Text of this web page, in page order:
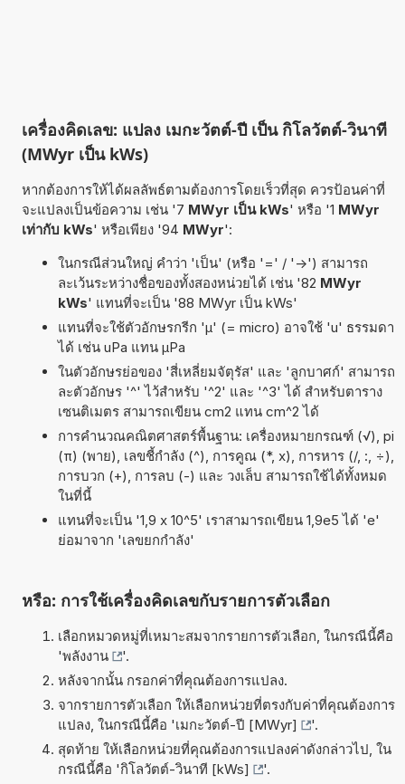
เครื่องคิดเลข: แปลง เมกะวัตต์-ปี เป็น กิโลวัตต์-วินาที
(MWyr เป็น kWs)
หากต้องการให้ได้ผลลัพธ์ตามต้องการโดยเร็วที่สุด ควรป้อนค่าที่
จะแปลงเป็นข้อความ เช่น '7 MWyr เป็น kWs' หรือ '1 MWyr
เท่ากับ kWs' หรือเพียง '94 MWyr':
ในกรณีส่วนใหญ่ คำว่า 'เป็น' (หรือ '=' / '->') สามารถ
ละเว้นระหว่างชื่อของทั้งสองหน่วยได้ เช่น '82 MWyr
kWs' แทนที่จะเป็น '88 MWyr เป็น kWs'
แทนที่จะใช้ตัวอักษรกรีก 'µ' (= micro) อาจใช้ 'u' ธรรมดา
ได้ เช่น uPa แทน µPa
ในตัวอักษรย่อของ 'สี่เหลี่ยมจัตุรัส' และ 'ลูกบาศก์' สามารถ
ละตัวอักษร '^' ไว้สำหรับ '^2' และ '^3' ได้ สำหรับตาราง
เซนติเมตร สามารถเขียน cm2 แทน cm^2 ได้
การคำนวณคณิตศาสตร์พื้นฐาน: เครื่องหมายกรณฑ์ (√), pi
(π) (พาย), เลขชี้กำลัง (^), การคูณ (*, x), การหาร (/, :, ÷),
การบวก (+), การลบ (-) และ วงเล็บ สามารถใช้ได้ทั้งหมด
ในที่นี้
แทนที่จะเป็น '1,9 x 10^5' เราสามารถเขียน 1,9e5 ได้ 'e'
ย่อมาจาก 'เลขยกกำลัง'
หรือ: การใช้เครื่องคิดเลขกับรายการตัวเลือก
เลือกหมวดหมู่ที่เหมาะสมจากรายการตัวเลือก, ในกรณีนี้คือ
'พลังงาน
'.
หลังจากนั้น กรอกค่าที่คุณต้องการแปลง.
จากรายการตัวเลือก ให้เลือกหน่วยที่ตรงกับค่าที่คุณต้องการ
แปลง, ในกรณีนี้คือ 'เมกะวัตต์-ปี [MWyr]
'.
สุดท้าย ให้เลือกหน่วยที่คุณต้องการแปลงค่าดังกล่าวไป, ใน
กรณีนี้คือ 'กิโลวัตต์-วินาที [kWs] '.